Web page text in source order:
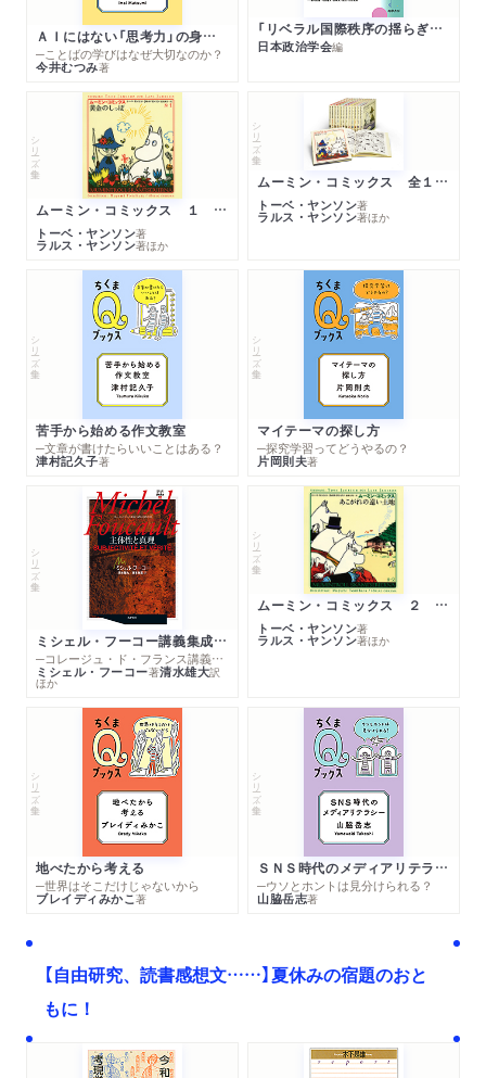
上野の丐徒
女優篠塚力枝の藝
車上の一大苦
根岸の犬
一墻を隔てたる主人
荘子の後に書す
尤憶記
「此ぬし」と「教師三昧」
鴎外の「文つかひ」三昧の「桂姫」並ひに西鶴の「約束は雪の朝食」
「風流魔」に引す
露伴子の西鶴論
“青年文學會講演”
三日月序
漢文漢語
「小公子」を讀む
批評家に就て）
原抱一庵篇（闇中政治家）
遅塚麗水篇（月夜鴉
佐度の文覺）
篁村先生之傳（饗庭篁村自記）
篁村傳の補遺（坪内逍遙）
南新二小傳
幸堂得知翁追憶録（抄）（青々園・近藤京魚・鈴木春浦・伊藤静
三昧道人（抱一庵主人）
“思軒全集序
ＡＩにはない「思考力」の身につけ方
─ことばの学びはなぜ大切なのか？
今井むつみ著
「リベラル国際秩序の揺らぎ」再考 年報政治学２０２６‐Ⅰ
日本政治学会編
シリーズ・全集
ムーミン・コミックス １ 黄金のしっぽ
トーベ・ヤンソン著
ラルス・ヤンソン著ほか
シリーズ・全集
ムーミン・コミックス 全１４巻セット
トーベ・ヤンソン著
ラルス・ヤンソン著ほか
シリーズ・全集
苦手から始める作文教室
─文章が書けたらいいことはある？
津村記久子著
シリーズ・全集
マイテーマの探し方
─探究学習ってどうやるの？
片岡則夫著
シリーズ・全集
ミシェル・フーコー講義集成１０ 主体性と真理
─コレージュ・ド・フランス講義１９８０－１９８１年度
ミシェル・フーコー著清水雄大訳
ほか
シリーズ・全集
ムーミン・コミックス ２ あこがれの遠い土地
トーベ・ヤンソン著
ラルス・ヤンソン著ほか
シリーズ・全集
地べたから考える
─世界はそこだけじゃないから
ブレイディみかこ著
シリーズ・全集
ＳＮＳ時代のメディアリテラシー
─ウソとホントは見分けられる？
山脇岳志著
【自由研究、読書感想文……】夏休みの宿題のおと
もに！